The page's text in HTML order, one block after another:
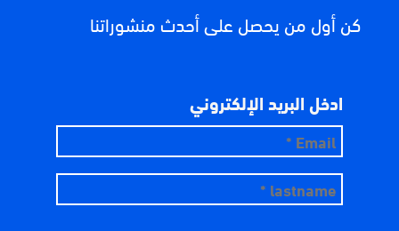
كن أول من يحصل على أحدث منشوراتنا
ادخل البريد الإلكتروني